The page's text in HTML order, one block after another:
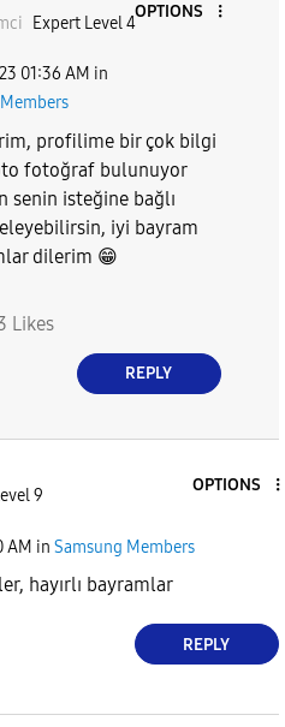
Expert Level 4
OPTIONS
01:36 AM in
profilime bir çok bilgi
fotoğraf bulunuyor
senin isteğine bağlı
iyi bayram
dilerim 😁
Likes
REPLY
9
OPTIONS
AM in Samsung Members
hayırlı bayramlar
REPLY